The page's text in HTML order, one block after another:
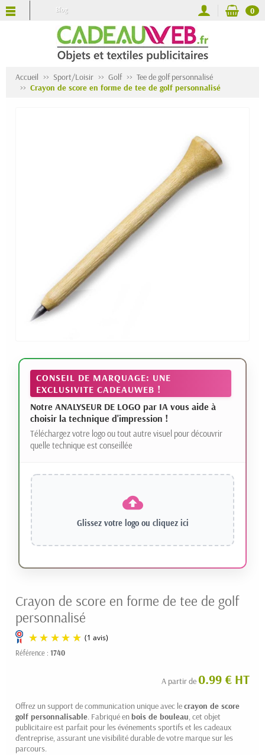
Blog 0
Accueil Sport/Loisir Golf
Tee de golf personnalisé
Crayon de score en forme de tee de golf personnalisé
CONSEIL DE MARQUAGE: UNE
EXCLUSIVITE CADEAUWEB !
Notre ANALYSEUR DE LOGO par IA vous aide à
choisir la technique d'impression !
Téléchargez votre logo ou tout autre visuel pour découvrir
quelle technique est conseillée
Glissez votre logo ou cliquez ici
Crayon de score en forme de tee de golf
personnalisé
Référence : 1740
A partir de 0.99 € HT
Offrez un support de communication unique avec lecrayon de score
golf personnalisable. Fabriqué enbois de bouleau, cet objet
publicitaire est parfait pour les événements sportifs et les cadeaux
d'entreprise, assurant une visibilité durable de votre marque sur les
parcours.